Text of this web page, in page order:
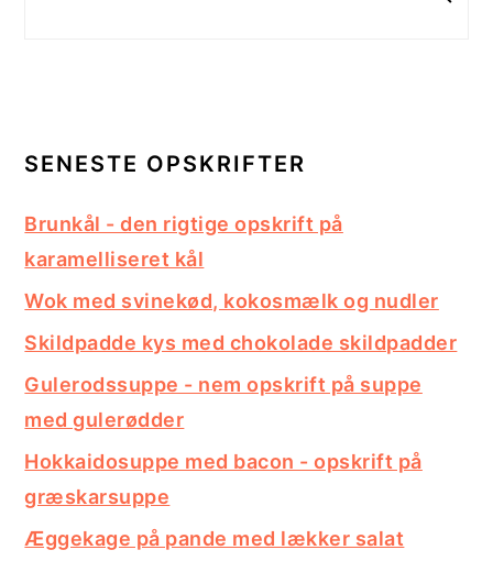
SENESTE OPSKRIFTER
Brunkål - den rigtige opskrift på
karamelliseret kål
Wok med svinekød, kokosmælk og nudler
Skildpadde kys med chokolade skildpadder
Gulerodssuppe - nem opskrift på suppe
med gulerødder
Hokkaidosuppe med bacon - opskrift på
græskarsuppe
Æggekage på pande med lækker salat